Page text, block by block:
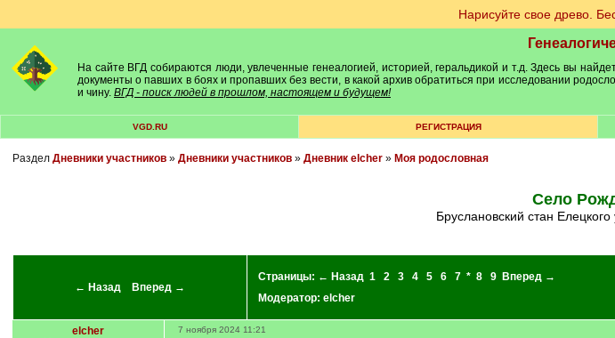
Нарисуйте свое древо.
На сайте ВГД собираются люди, увлеченные генеалогией, историей, геральдикой и т.д. Здесь вы
документы о павших в боях и пропавших без вести, в какой архив обратиться при исследовании
и чину. ВГД - поиск людей в прошлом, настоящем и будущем!
VGD.RU РЕГИСТРАЦИЯ
Раздел Дневники участников» Дневники участников» Дневник elcher» Моя родословная
Село
Бруслановский стан
← Назад Вперед →
Страницы: ← Назад 1 2 3 4 5 6 7 * 8 9
Вперед →
Модератор: elcher
elcher 7 ноября 2024 11:21